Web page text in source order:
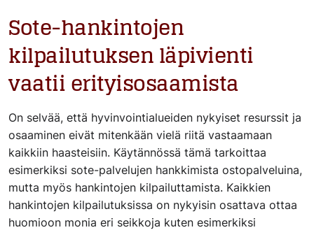
Sote-hankintojen
kilpailutuksen läpivienti
vaatii erityisosaamista
On selvää, että hyvinvointialueiden nykyiset resurssit ja
osaaminen eivät mitenkään vielä riitä vastaamaan
kaikkiin haasteisiin. Käytännössä tämä tarkoittaa
esimerkiksi sote-palvelujen hankkimista ostopalveluina,
mutta myös hankintojen kilpailuttamista. Kaikkien
hankintojen kilpailutuksissa on nykyisin osattava ottaa
huomioon monia eri seikkoja kuten esimerkiksi